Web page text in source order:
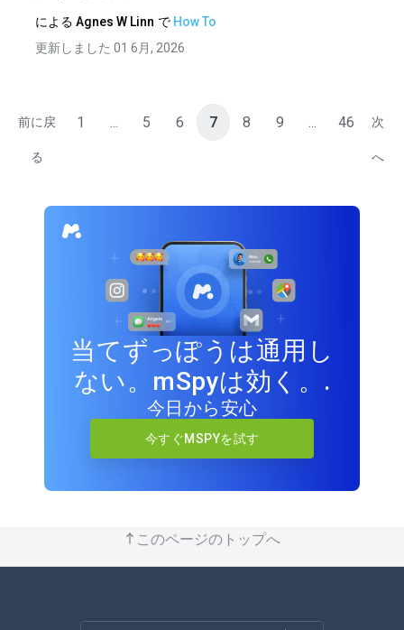
による Agnes W Linn で How To
更新しました 01 6月, 2026
前に戻
る
1 ... 5 6 7 8 9 ... 46 次
へ
当てずっぽうは通用し
ない。mSpyは効く。.
今日から安心
今すぐMSPYを試す
このページのトップへ